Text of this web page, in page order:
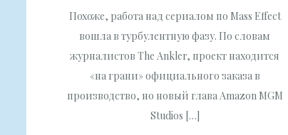
Похоже, работа над сериалом по Mass Effect
вошла в турбулентную фазу. По словам
журналистов The Ankler, проект находится
«на грани» официального заказа в
производство, но новый глава Amazon MGM
Studios […]